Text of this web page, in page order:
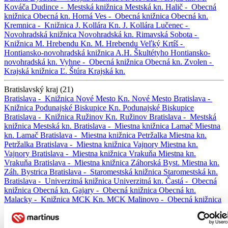
Kováča Dudince - Mestská knižnica Mestská kn. Halič - Obecná
knižnica Obecná kn. Horná Ves - Obecná knižnica Obecná kn.
Kremnica - Knižnica J. Kollára Kn. J. Kollára Lučenec -
Novohradská knižnica Novohradská kn. Rimavská Sobota -
Knižnica M. Hrebendu Kn. M. Hrebendu Veľký Krtíš -
Hontiansko-novohradská knižnica A.H. Škultétyho Hontiansko-
novohradská kn. Vyhne - Obecná knižnica Obecná kn. Zvolen -
Krajská knižnica Ľ. Štúra Krajská kn.
Bratislavský kraj (21)
Bratislava - Knižnica Nové Mesto Kn. Nové Mesto Bratislava -
Knižnica Podunajské Biskupice Kn. Podunajské Biskupice
Bratislava - Knižnica Ružinov Kn. Ružinov Bratislava - Mestská
knižnica Mestská kn. Bratislava - Miestna knižnica Lamač Miestna
kn. Lamač Bratislava - Miestna knižnica Petržalka Miestna kn.
Petržalka Bratislava - Miestna knižnica Vajnory Miestna kn.
Vajnory Bratislava - Miestna knižnica Vrakuňa Miestna kn.
Vrakuňa Bratislava - Miestna knižnica Záhorská Byst. Miestna kn.
Záh. Bystrica Bratislava - Staromestská knižnica Staromestská kn.
Bratislava - Univerzitná knižnica Univerzitná kn. Častá - Obecná
knižnica Obecná kn. Gajary - Obecná knižnica Obecná kn.
Malacky - Knižnica MCK Kn. MCK Malinovo - Obecná knižnica
Malokarpatská knižnica
Mestská